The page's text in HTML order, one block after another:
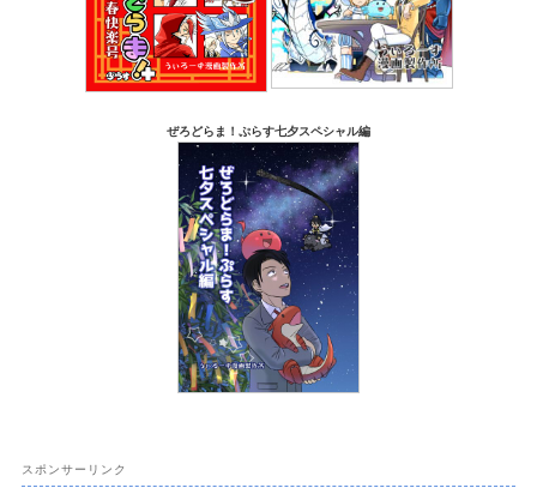
ぜろどらま！ぷらす七夕スペシャル編
スポンサーリンク